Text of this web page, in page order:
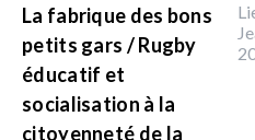
La fabrique des bons
petits gars / Rugby
éducatif et
socialisation à la
citoyenneté de la